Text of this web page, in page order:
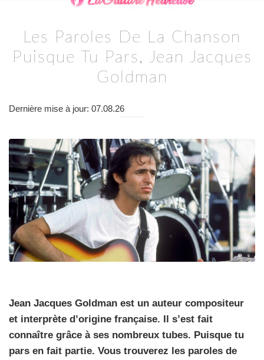
Les Paroles De La Chanson
Puisque Tu Pars, Jean Jacques
Goldman
Dernière mise à jour: 07.08.26
Jean Jacques Goldman est un auteur compositeur
et interprète d’origine française. Il s’est fait
connaître grâce à ses nombreux tubes. Puisque tu
pars en fait partie. Vous trouverez les paroles de